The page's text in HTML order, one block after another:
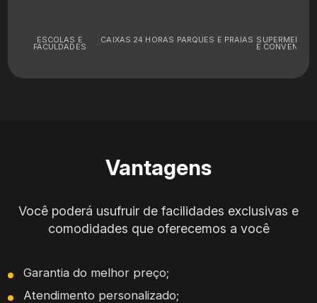
ESCOLAS E
FACULDADES
CAIXAS 24 HORAS PARQUES E PRAIAS
E
Vantagens
Você poderá usufruir de facilidades exclusivas e
comodidades que oferecemos a você
Garantia do melhor preço;
Atendimento personalizado;